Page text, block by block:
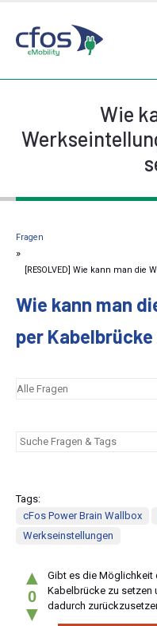
Wie
Fragen
[RESOLVED] Wie kann man die
Wie kann man
per
Tags:
cFos Power Brain Wallbox
Werkseinstellungen
▲
0
▼
Gibt es die Möglichkeit
Kabelbrücke zu setzen
dadurch